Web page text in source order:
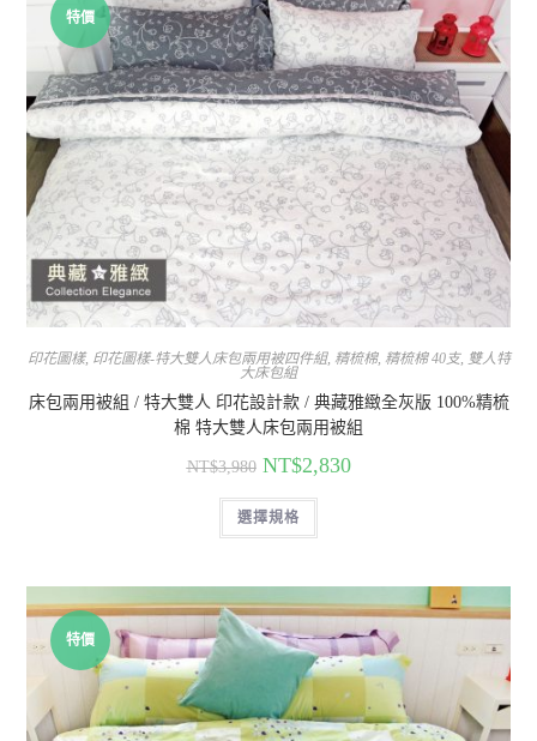
特價
印花圖樣, 印花圖樣-特大雙人床包兩用被四件組, 精梳棉, 精梳棉 40支, 雙人特
大床包組
床包兩用被組 / 特大雙人 印花設計款 / 典藏雅緻全灰版 100%精梳
棉 特大雙人床包兩用被組
NT$3,980 NT$2,830
選擇規格
特價